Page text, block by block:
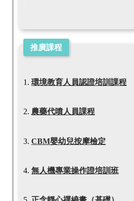
推廣課程
環境教育人員認證培訓課程
農藥代噴人員課程
CBM嬰幼兒按摩檢定
無人機專業操作證培訓班